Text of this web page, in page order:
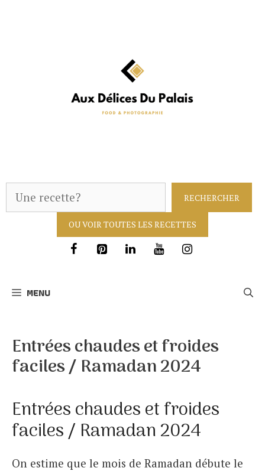
e
c
h
r
RECHERCHER
OU VOIR TOUTES LES RECETTES
MENU
Entrées chaudes et froides
faciles / Ramadan 2024
Entrées chaudes et froides
faciles / Ramadan 2024
On estime que le mois de Ramadan débute le